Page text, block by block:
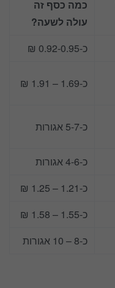
כמה כסף זה
עולה לשעה?
כ-0.92-0.95 ₪
כ-1.69 – 1.91 ₪
כ-5-7 אגורות
כ-4-6 אגורות
כ-1.21 – 1.25 ₪
כ-1.55 – 1.58 ₪
כ-8 – 10 אגורות